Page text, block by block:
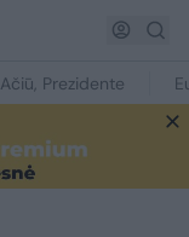
Ačiū, Prezidente